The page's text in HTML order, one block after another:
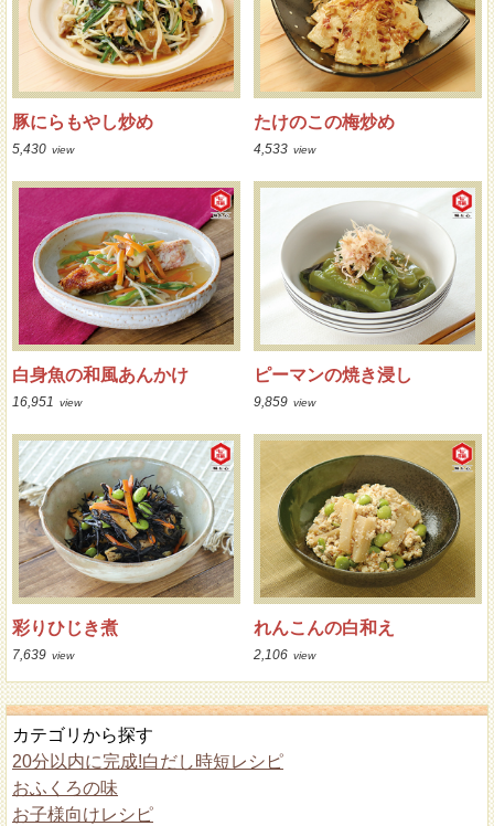
豚にらもやし炒め
5,430 view
たけのこの梅炒め
4,533 view
白身魚の和風あんかけ
16,951 view
ピーマンの焼き浸し
9,859 view
彩りひじき煮
7,639 view
れんこんの白和え
2,106 view
カテゴリから探す
20分以内に完成!白だし時短レシピ
おふくろの味
お子様向けレシピ